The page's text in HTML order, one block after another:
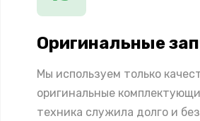
Оригинальные
Мы используем только
оригинальные
техника служила долго и